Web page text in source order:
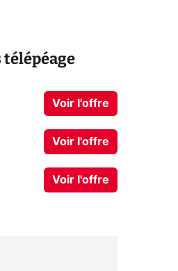
télépéage
Voir l'offre
Voir l'offre
Voir l'offre